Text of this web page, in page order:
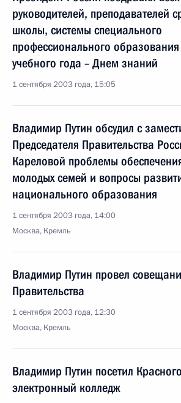
руководителей, преподавателей
школы, системы специального
профессионального
учебного года – Днем знаний
1 сентября 2003 года, 15:05
Владимир Путин обсудил с
Председателя Правительства
Кареловой проблемы
молодых семей и вопросы
национального образования
1 сентября 2003 года, 14:00
Москва, Кремль
Владимир Путин провел
Правительства
1 сентября 2003 года, 12:30
Москва, Кремль
Владимир Путин посетил
электронный колледж